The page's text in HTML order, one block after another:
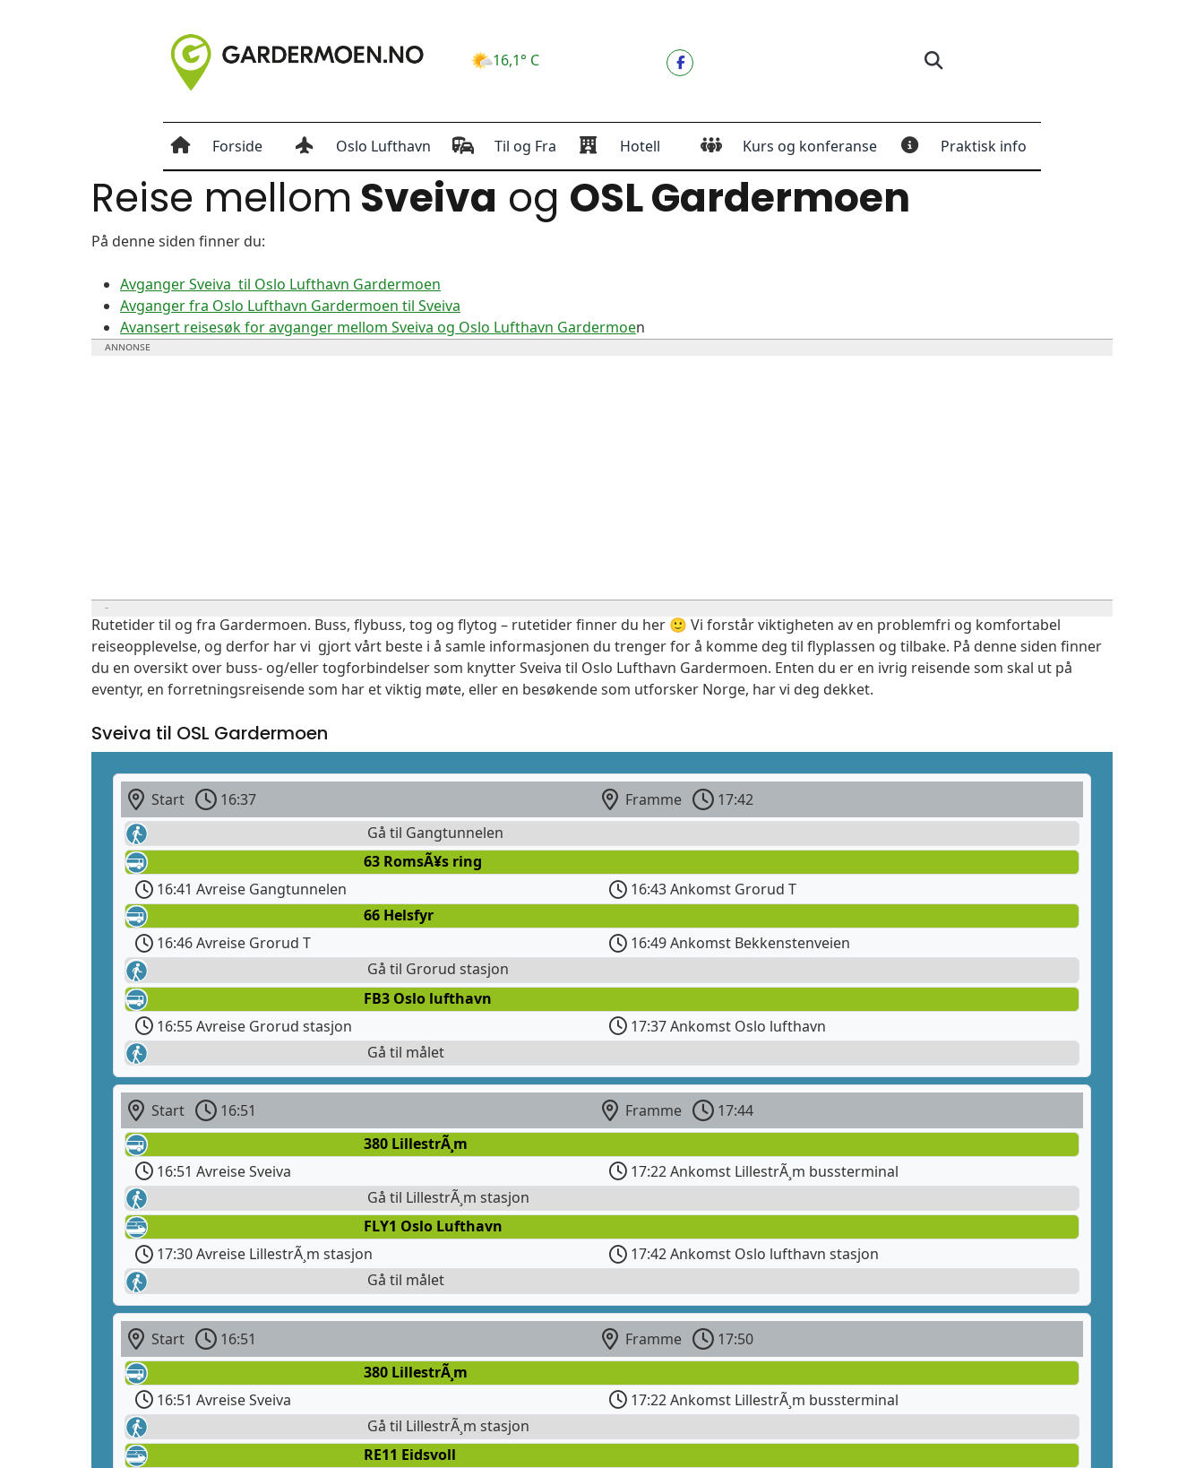
16,1° C
Forside Oslo Lufthavn Til og Fra Hotell Kurs og konferanse Praktisk info
Reise mellom Sveiva og OSL Gardermoen
På denne siden finner du:
Avganger Sveiva til Oslo Lufthavn Gardermoen
Avganger fra Oslo Lufthavn Gardermoen til Sveiva
Avansert reisesøk for avganger mellom Sveiva og Oslo Lufthavn Gardermoen
Rutetider til og fra Gardermoen. Buss, flybuss, tog og flytog – rutetider finner du her 🙂 Vi forstår viktigheten av en problemfri og komfortabel
reiseopplevelse, og derfor har vi gjort vårt beste i å samle informasjonen du trenger for å komme deg til flyplassen og tilbake. På denne siden finner
du en oversikt over buss- og/eller togforbindelser som knytter Sveiva til Oslo Lufthavn Gardermoen. Enten du er en ivrig reisende som skal ut på
eventyr, en forretningsreisende som har et viktig møte, eller en besøkende som utforsker Norge, har vi deg dekket.
Sveiva til OSL Gardermoen
Start 16:37 Framme
17:42
Gå til Gangtunnelen
63 RomsÃ¥s ring
16:41 Avreise Gangtunnelen
16:43 Ankomst Grorud T
66 Helsfyr
16:46 Avreise Grorud T
16:49 Ankomst Bekkenstenveien
Gå til Grorud stasjon
FB3 Oslo lufthavn
16:55 Avreise Grorud stasjon
17:37 Ankomst Oslo lufthavn
Gå til målet
Start 16:51 Framme
17:44
380 LillestrÃ¸m
16:51 Avreise Sveiva
17:22 Ankomst LillestrÃ¸m bussterminal
Gå til LillestrÃ¸m stasjon
FLY1 Oslo Lufthavn
17:30 Avreise LillestrÃ¸m stasjon
17:42 Ankomst Oslo lufthavn stasjon
Gå til målet
Start 16:51 Framme
17:50
380 LillestrÃ¸m
16:51 Avreise Sveiva
17:22 Ankomst LillestrÃ¸m bussterminal
Gå til LillestrÃ¸m stasjon
RE11 Eidsvoll